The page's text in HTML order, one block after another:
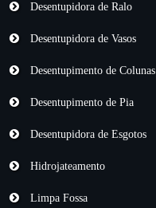
Desentupidora de Ralo
Desentupidora de Vasos
Desentupimento de Colunas
Desentupimento de Pia
Desentupidora de Esgotos
Hidrojateamento
Limpa Fossa